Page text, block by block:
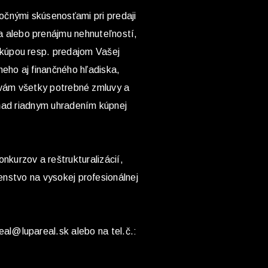
skúsenosťami pri predaji
alebo prenájmu nehnuteľností,
resp. predajom Vašej
aj finančného hľadiska,
všetky potrebné zmluvy a
riadnym uhradením kúpnej
a reštrukturalizácií,
na vysokej profesionálnej
alebo na tel.č.: